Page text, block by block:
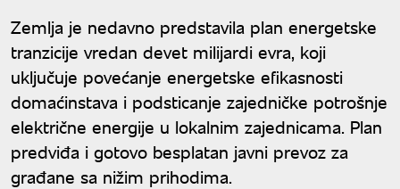
Zemlja je nedavno predstavila plan energetske
tranzicije vredan devet milijardi evra, koji
uključuje povećanje energetske efikasnosti
domaćinstava i podsticanje zajedničke potrošnje
električne energije u lokalnim zajednicama. Plan
predviđa i gotovo besplatan javni prevoz za
građane sa nižim prihodima.